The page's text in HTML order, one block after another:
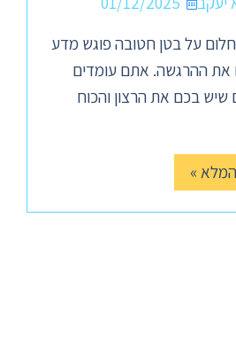
על בטן חטובה פוגש מדע
את ההרגשה. אתם עומדים
שיש בכם את הרצון והכוח
»